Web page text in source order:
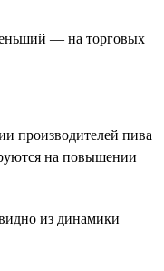
— на торговых
производителей пива
на повышении
из динамики